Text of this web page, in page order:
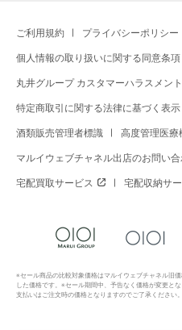
ご利用規約 プライバシーポリシー
個人情報の取り扱いに関する同意条項
丸井グループ カスタマーハラスメン
特定商取引に関する法律に基づく表示
酒類販売管理者標識 高度管理医療
マルイウェブチャネル出店のお問い
宅配買取サービス 宅配収納サ
※セール商品の比較対象価格はマルイウェブチャネル旧
した価格です。※セール期間中、予告なく価格が変更と
支払いはご注文時の価格となりますのでご了承ください。